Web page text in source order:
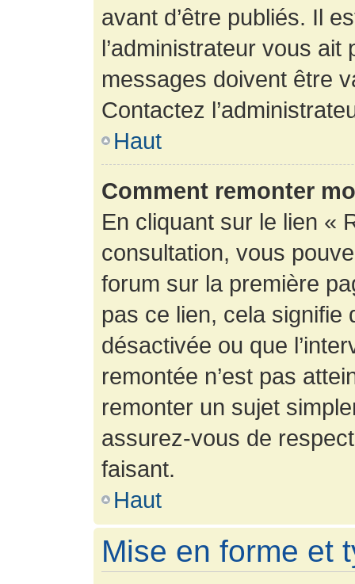
avant d’être publiés. Il
l’administrateur vous
messages doivent être
Contactez
Haut
Comment remonter
En cliquant sur le lien «
consultation, vous
forum sur la première
pas ce lien, cela signifie
désactivée ou que
remontée n’est pas
remonter un sujet
assurez-vous de
faisant.
Haut
Mise en forme et